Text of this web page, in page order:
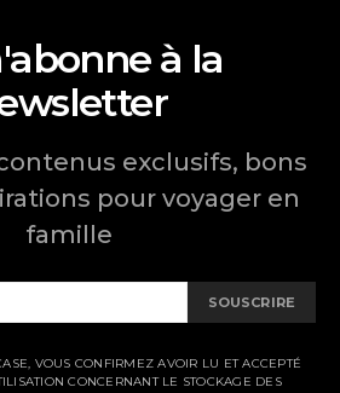
à la
exclusifs, bons
pour voyager en
famille
SOUSCRIRE
VOUS CONFIRMEZ AVOIR LU ET ACCEPTÉ
CONCERNANT LE STOCKAGE DES